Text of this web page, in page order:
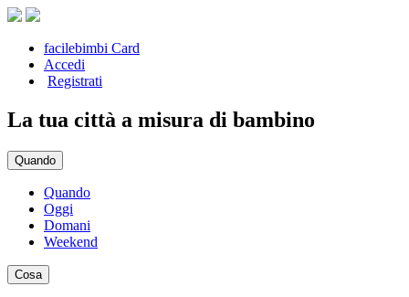
facilebimbi Card
Accedi
Registrati
La tua città a misura di bambino
Quando
Quando
Oggi
Domani
Weekend
Cosa